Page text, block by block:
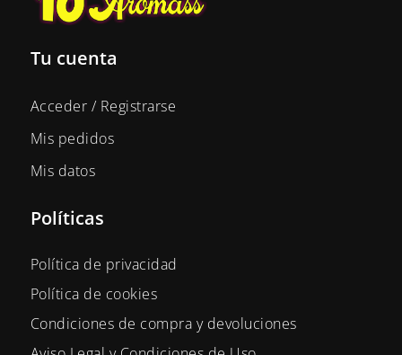
Tu cuenta
Acceder / Registrarse
Mis pedidos
Mis datos
Políticas
Política de privacidad
Política de cookies
Condiciones de compra y devoluciones